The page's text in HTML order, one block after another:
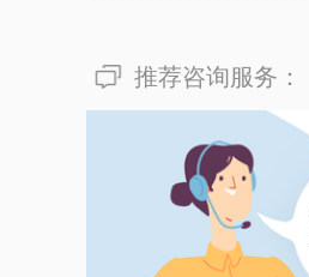
178****5774
工厂比收费更
用原材料、工艺
定制酒窖订做加
有帮助( 446)
推荐咨询服务：